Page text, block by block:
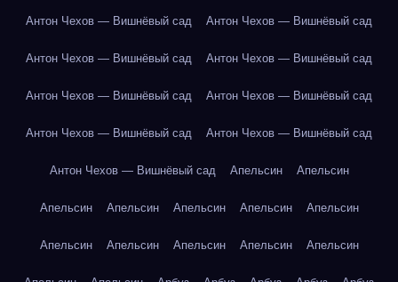
Антон Чехов — Вишнёвый сад Антон Чехов — Вишнёвый сад
Антон Чехов — Вишнёвый сад Антон Чехов — Вишнёвый сад
Антон Чехов — Вишнёвый сад Антон Чехов — Вишнёвый сад
Антон Чехов — Вишнёвый сад Антон Чехов — Вишнёвый сад
Антон Чехов — Вишнёвый сад Апельсин Апельсин
Апельсин Апельсин Апельсин Апельсин Апельсин
Апельсин Апельсин Апельсин Апельсин Апельсин